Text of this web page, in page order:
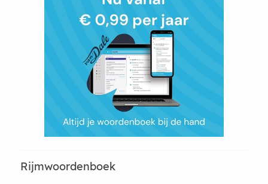
Rijmwoordenboek